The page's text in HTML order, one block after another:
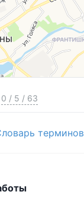
0 / 5 / 63
терминов